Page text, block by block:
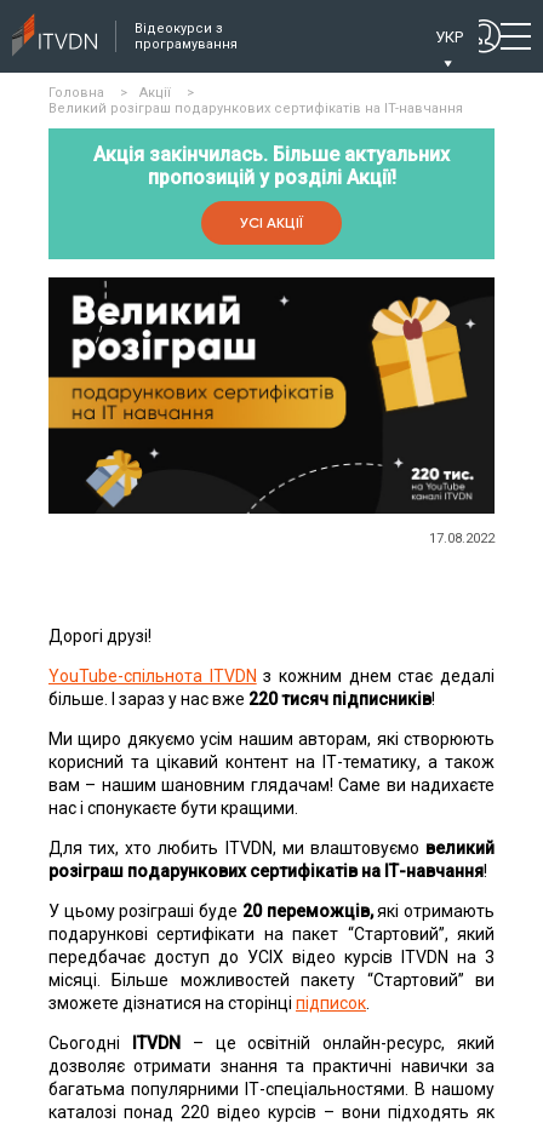
Відеокурси з
програмування
УКР
Головна > Акції
>
Великий розіграш подарункових сертифікатів на IT-навчання
Акція закінчилась. Більше актуальних
пропозицій у розділі Акції!
УСІ АКЦІЇ
17.08.2022
Дорогі друзі!
YouTube-спільнота ITVDN з кожним днем стає дедалі
більше. І зараз у нас вже 220 тисяч підписників!
Ми щиро дякуємо усім нашим авторам, які створюють
корисний та цікавий контент на ІТ-тематику, а також
вам – нашим шановним глядачам! Саме ви надихаєте
нас і спонукаєте бути кращими.
Для тих, хто любить ITVDN, ми влаштовуємо великий
розіграш подарункових сертифікатів на ІТ-навчання!
У цьому розіграші буде 20 переможців,які отримають
подарункові сертифікати на пакет “Стартовий”, який
передбачає доступ до УСІХ відео курсів ITVDN на 3
місяці. Більше можливостей пакету “Стартовий” ви
зможете дізнатися на сторінці підписок
Сьогодні ITVDN
– це освітній онлайн-ресурс, який
дозволяє отримати знання та практичні навички за
багатьма популярними ІТ-спеціальностями. В нашому
каталозі понад 220 відео курсів – вони підходять як